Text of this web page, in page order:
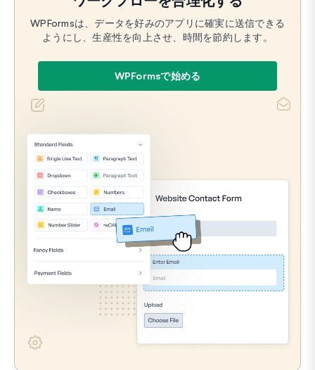
WPFormsは、データを好みのアプリに確実に送信できる
ようにし、生産性を向上させ、時間を節約します。
WPFormsで始める